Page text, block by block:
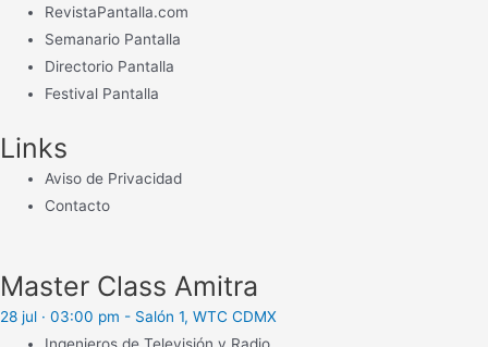
RevistaPantalla.com
Semanario Pantalla
Directorio Pantalla
Festival Pantalla
Links
Aviso de Privacidad
Contacto
Master Class Amitra
28 jul · 03:00 pm - Salón 1, WTC CDMX